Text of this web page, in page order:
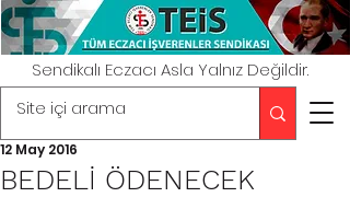
Sendikalı Eczacı Asla Yalnız Değildir.
BEDELİ ÖDENECEK
12 May 2016